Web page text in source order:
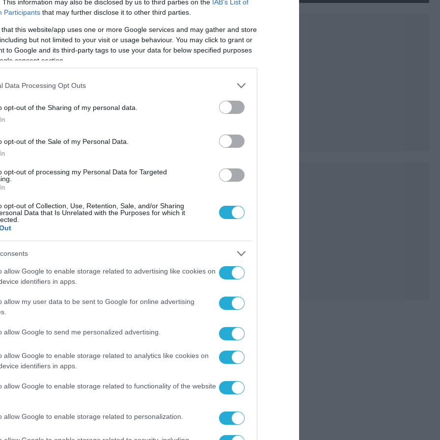
This information may also be disclosed by us to third parties on the IAB’s List of
Participants that may further disclose it to other third parties.
that this website/app uses one or more Google services and may gather and store
but not limited to your visit or usage behaviour. You may click to grant or
to Google and its third-party tags to use your data for below specified purposes
consent section.
Data Processing Opt Outs
opt-out of the Sharing of my personal data.
opt-out of the Sale of my Personal Data.
opt-out of processing my Personal Data for Targeted
opt-out of Collection, Use, Retention, Sale, and/or Sharing
Data that Is Unrelated with the Purposes for which it
allow Google to enable storage related to advertising like cookies on
identifiers in apps.
allow my user data to be sent to Google for online advertising
allow Google to send me personalized advertising.
allow Google to enable storage related to analytics like cookies on
identifiers in apps.
allow Google to enable storage related to functionality of the website
allow Google to enable storage related to personalization.
τον ΦΠΑ στην περίπτωση της- ,
βούληση»
, επισήμανε ο πρόεδρος του
Αλλαγής.
να εμπιστευτούν το ΠΑΣΟΚ στην πορεία
«γιατί έχουμε πρόγραμμα, έχουμε
τους βαθμούς ελευθερίας να
, συμπλήρωσε.
το αφήγημα «Μητσοτάκης ή
«και ποιος θα είναι μετά από
στις 3 η ώρα το τηλέφωνο, αν χτυπήσει,
Καραμανλής, ούτε ο Ανδρέας Παπανδρέου.
τον ύπνο. Να μη χτυπήσει το τηλέφωνο
χτυπήσει στις 3 το μεσημέρι και να απαντήσει
μας λέει ποιο είναι το χρονοδιάγραμμα
διασύνδεσης Κύπρου-Κρήτης, που και
περί «Γαλάζιας Πατρίδας» του
του κράτους, η διαφάνεια και η
με το «επιτελικό διευθυντήριο» της
πολιτικές εξελίξεις, υπογράμμισε:
για να στερέψουν τη συζήτηση από τα
και να την πάνε αλλού. Θα έχουμε
drones που καταρρίφθηκαν